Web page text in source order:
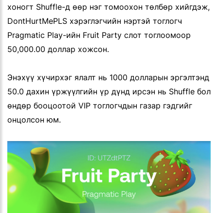
хоногт Shuffle-д өөр нэг томоохон төлбөр хийгдэж,
DontHurtMePLS хэрэглэгчийн нэртэй тоглогч
Pragmatic Play-ийн Fruit Party слот тоглоомоор
50,000.00 доллар хожсон.
Энэхүү хүчирхэг ялалт нь 1000 долларын эргэлтэнд
50.0 дахин үржүүлгийн үр дүнд ирсэн нь Shuffle бол
өндөр бооцоотой VIP тоглогчдын газар гэдгийг
онцолсон юм.